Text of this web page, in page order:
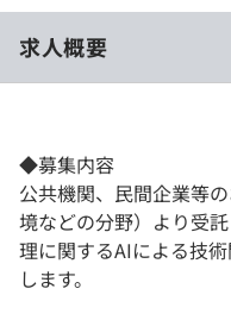
契約内容・クーポン
求人概要
◆募集内容
公共機関、民間企業等
境などの分野）より受
理に関するAIによる技
します。